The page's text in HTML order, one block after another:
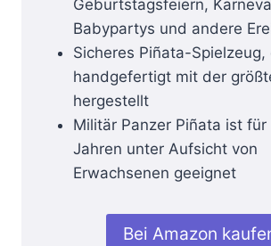
Geburtstagsfeiern,
Babypartys und andere
Sicheres Piñata-
handgefertigt mit der
hergestellt
Militär Panzer Piñata ist
Jahren unter Aufsicht von
Erwachsenen geeignet
Bei Amazon